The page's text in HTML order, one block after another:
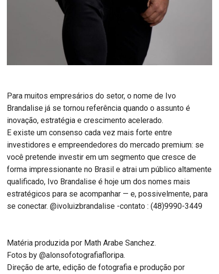
Para muitos empresários do setor, o nome de Ivo
Brandalise já se tornou referência quando o assunto é
inovação, estratégia e crescimento acelerado.
E existe um consenso cada vez mais forte entre
investidores e empreendedores do mercado premium: se
você pretende investir em um segmento que cresce de
forma impressionante no Brasil e atrai um público altamente
qualificado, Ivo Brandalise é hoje um dos nomes mais
estratégicos para se acompanhar — e, possivelmente, para
se conectar. @ivoluizbrandalise -contato : (48)9990-3449
Matéria produzida por Math Arabe Sanchez.
Fotos by @alonsofotografiafloripa.
Direção de arte, edição de fotografia e produção por